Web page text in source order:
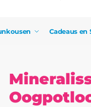
Cadeaus en